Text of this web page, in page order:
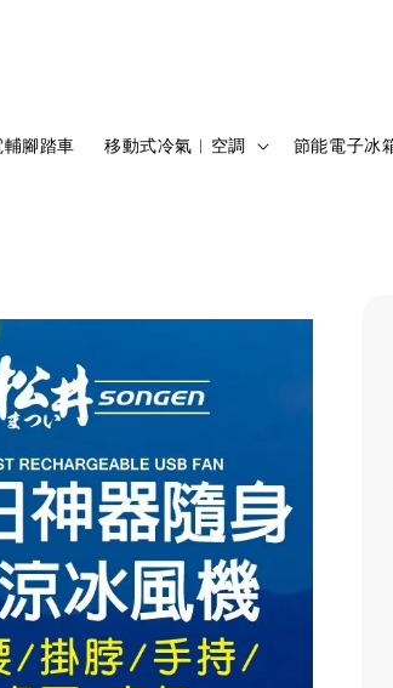
輔腳踏車 移動式冷氣︱空調 節能電子冰